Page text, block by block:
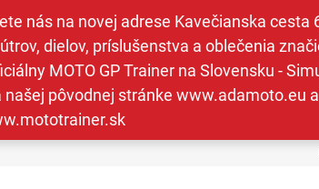
nás na novej adrese Kavečianska cesta
dielov, príslušenstva a oblečenia
MOTO GP Trainer na Slovensku -
pôvodnej stránke www.adamoto.eu